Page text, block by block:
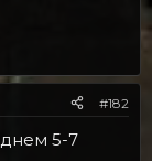
#182
5-7